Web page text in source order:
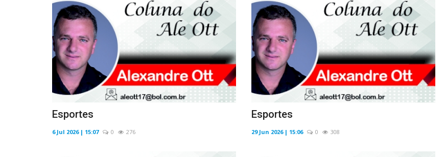
Esportes
6 Jul 2026 | 15:07 0 276
Esportes
29 Jun 2026 | 15:06 0 308